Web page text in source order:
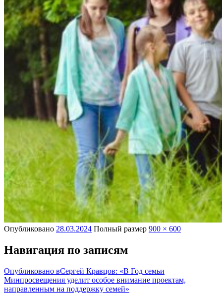
Опубликовано 28.03.2024 Полный размер 900 × 600
Навигация по записям
Опубликовано вСергей Кравцов: «В Год семьи
Минпросвещения уделит особое внимание проектам,
направленным на поддержку семей»